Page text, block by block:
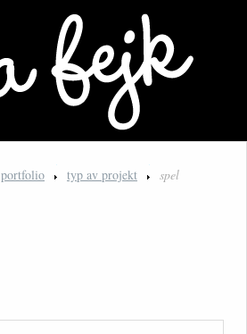
portfolio typ av projekt spel